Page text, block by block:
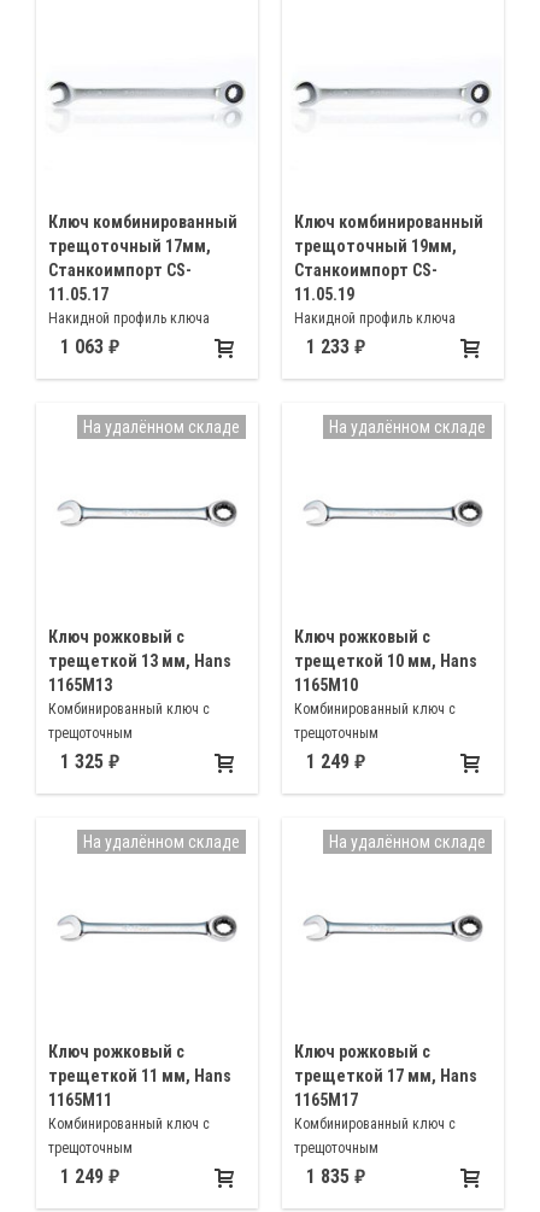
Ключ комбинированный
трещоточный 17мм,
Станкоимпорт CS-
11.05.17
Накидной профиль ключа
имеет 72 зубый трещоточный
работе в ограниченном
рабочем пространстве
1 063
Ключ комбинированный
трещоточный 19мм,
Станкоимпорт CS-
11.05.19
Накидной профиль ключа
имеет 72 зубый трещоточный
работе в ограниченном
рабочем пространстве
1 233
Ключ рожковый с
трещеткой 13 мм, Hans
1165M13
Комбинированный ключ с
трещоточным
механизмом(храповиком)
1 325
На удалённом складе
Ключ рожковый с
трещеткой 10 мм, Hans
1165M10
Комбинированный ключ с
трещоточным
механизмом(храповиком)
1 249
На удалённом складе
Ключ рожковый с
трещеткой 11 мм, Hans
1165M11
Комбинированный ключ с
трещоточным
механизмом(храповиком)
1 249
На удалённом складе
Ключ рожковый с
трещеткой 17 мм, Hans
1165M17
Комбинированный ключ с
трещоточным
механизмом(храповиком)
1 835
На удалённом складе